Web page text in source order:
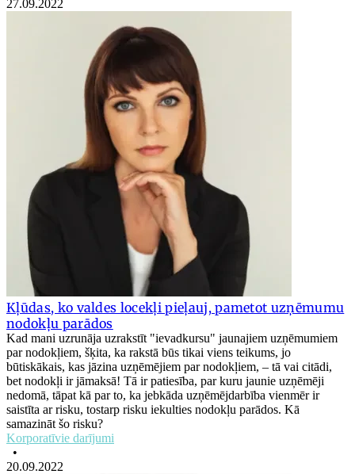
27.09.2022
Kļūdas, ko valdes locekļi pieļauj, pametot uzņēmumu
nodokļu parādos
Kad mani uzrunāja uzrakstīt "ievadkursu" jaunajiem uzņēmumiem
par nodokļiem, šķita, ka rakstā būs tikai viens teikums, jo
būtiskākais, kas jāzina uzņēmējiem par nodokļiem, – tā vai citādi,
bet nodokļi ir jāmaksā! Tā ir patiesība, par kuru jaunie uzņēmēji
nedomā, tāpat kā par to, ka jebkāda uzņēmējdarbība vienmēr ir
saistīta ar risku, tostarp risku iekulties nodokļu parādos. Kā
samazināt šo risku?
Korporatīvie darījumi
•
20.09.2022